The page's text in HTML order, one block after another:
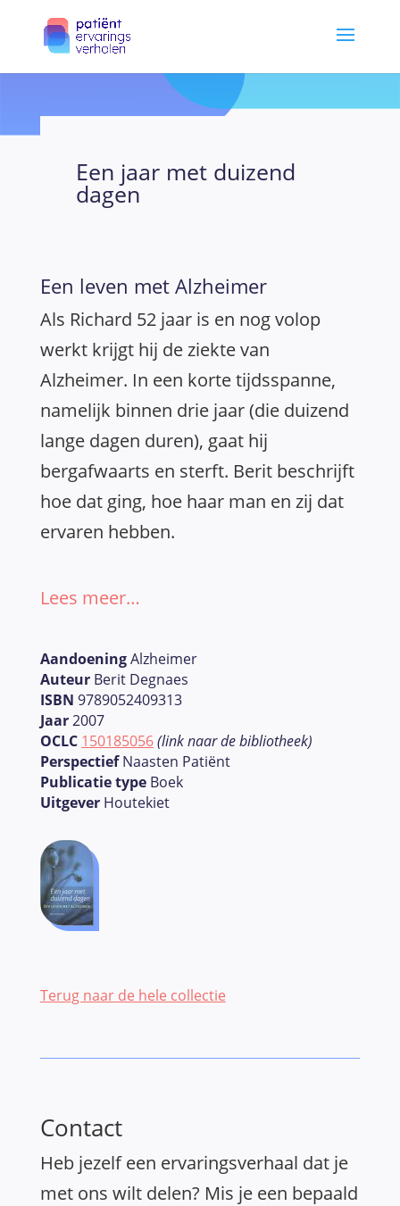
Een jaar met duizend
dagen
Een leven met Alzheimer
Als Richard 52 jaar is en nog volop
werkt krijgt hij de ziekte van
Alzheimer. In een korte tijdsspanne,
namelijk binnen drie jaar (die duizend
lange dagen duren), gaat hij
bergafwaarts en sterft. Berit beschrijft
hoe dat ging, hoe haar man en zij dat
ervaren hebben.
Lees meer…
AandoeningAlzheimer
Auteur Berit Degnaes
ISBN 9789052409313
Jaar2007
OCLC 150185056(link naar de bibliotheek)
PerspectiefNaasten Patiënt
Publicatie type Boek
Uitgever Houtekiet
Terug naar de hele collectie
Contact
Heb jezelf een ervaringsverhaal dat je
met ons wilt delen? Mis je een bepaald